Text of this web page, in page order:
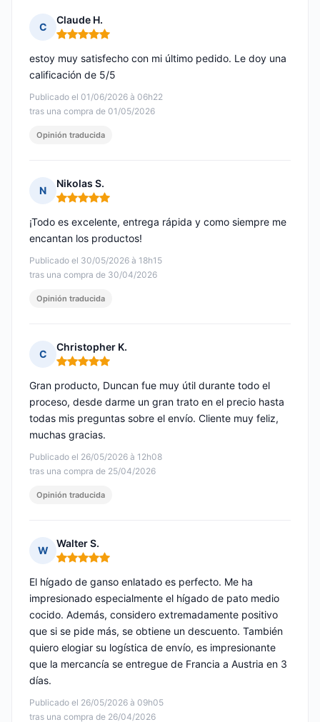
C
Claude H.
Nota: 5 de 5
Publicado el 01/06/2026 à 06h22
tras una compra de 01/05/2026
estoy muy satisfecho con mi último pedido. Le doy una
calificación de 5/5
Opinión traducida
N
Nikolas S.
Nota: 5 de 5
Publicado el 30/05/2026 à 18h15
tras una compra de 30/04/2026
¡Todo es excelente, entrega rápida y como siempre me
encantan los productos!
Opinión traducida
C
Christopher K.
Nota: 5 de 5
Publicado el 26/05/2026 à 12h08
tras una compra de 25/04/2026
Gran producto, Duncan fue muy útil durante todo el
proceso, desde darme un gran trato en el precio hasta
todas mis preguntas sobre el envío. Cliente muy feliz,
muchas gracias.
Opinión traducida
W
Walter S.
Nota: 5 de 5
Publicado el 26/05/2026 à 09h05
tras una compra de 26/04/2026
El hígado de ganso enlatado es perfecto. Me ha
impresionado especialmente el hígado de pato medio
cocido. Además, considero extremadamente positivo
que si se pide más, se obtiene un descuento. También
quiero elogiar su logística de envío, es impresionante
que la mercancía se entregue de Francia a Austria en 3
días.